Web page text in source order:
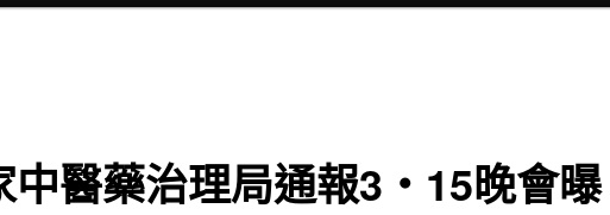
中醫藥治理局通報3・15晚會曝